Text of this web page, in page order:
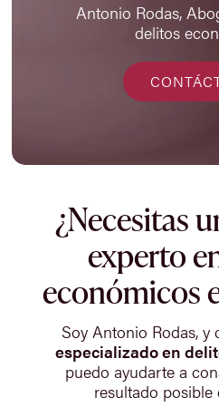
Antonio Rodas,
delitos
¿Necesitas
experto
económicos
Soy Antonio Rodas, y
especializado en
puedo ayudarte a
resultado posible